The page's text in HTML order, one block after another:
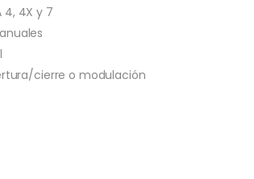
4, 4X y 7
cierre o modulación